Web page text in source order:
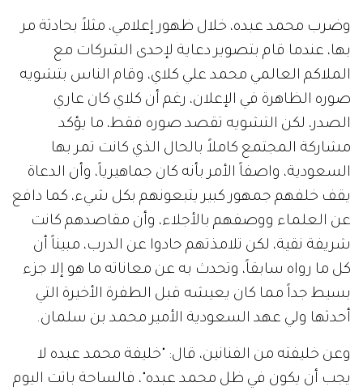
وضرب محمد عبده، خلال ظهور إعلامي، مثلاً بحادثة مر
بها، عندما قام بتصوير دعاية لإحدى الشركات مع
الملاكم العالمي محمد علي كلاي، وقام الناس بتشويه
صوره الظاهرة في الإعلان، رغم أن كلاي كان عاري
الصدر، لكن التشويه تقصد صوره فقط، ما يؤكد
مشاركة المجتمع كاملاً بالحال الذي كانت تمر بها
السعودية، واصفاً الأمر بأنه كان جماهيرياً، وأن الدعاة
يقف خلفهم جمهور كبير يتبعونهم بكل شيء، كما دافع
عن العلماء ووصفهم بالأجلاء، وأن مقاصدهم كانت
شريفة نقية، لكن تلامذتهم حادوا عن الدرب، مبيناً أن
كل ما رواه سابقاً، وتحدث به عن معاناته ما هو إلا جزء
بسيط جداً مما كان يعيشه قبل الطفرة الأخيرة التي
أحدثها ولي عهد السعودية الأمير محمد بن سلمان.
وعن خليفته من الفنانين، قال: "خليفة محمد عبده لا
يجب أن يكون في ظل محمد عبده"، فالساحة باتت اليوم